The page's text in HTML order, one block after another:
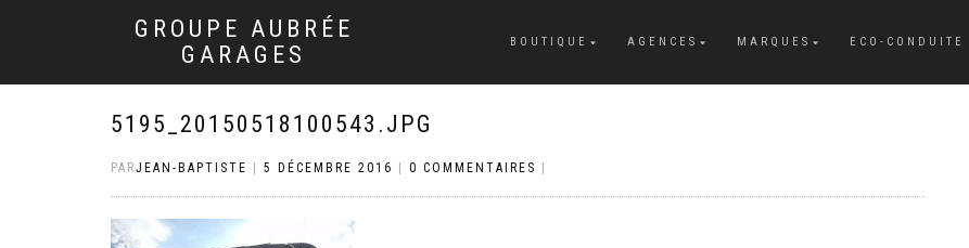
GROUPE AUBRÉE
GARAGES
BOUTIQUE AGENCES MARQUES ECO-CONDUITE
5195_20150518100543.JPG
PARJEAN-BAPTISTE 5 DÉCEMBRE 2016 0 COMMENTAIRES